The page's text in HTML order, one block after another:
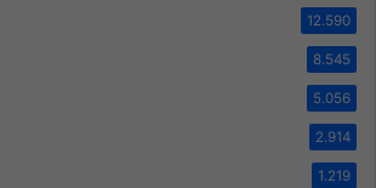
12.590
8.545
5.056
2.914
1.219